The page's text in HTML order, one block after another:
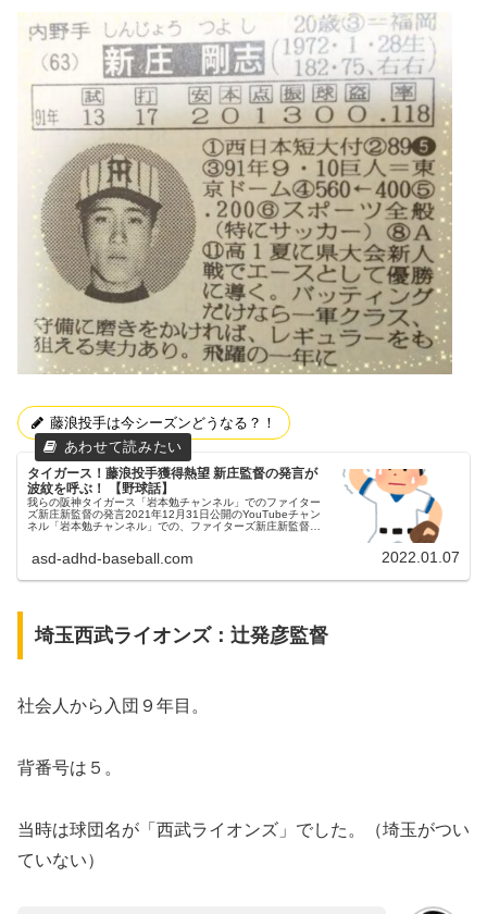
藤浪投手は今シーズンどうなる？！
タイガース！藤浪投手獲得熱望 新庄監督の発言が
波紋を呼ぶ！ 【野球話】
我らの阪神タイガース「岩本勉チャンネル」でのファイター
ズ新庄新監督の発言2021年12月31日公開のYouTubeチャン
ネル「岩本勉チャンネル」での、ファイターズ新庄新監督の
ンちゃん）と...
asd-adhd-baseball.com 2022.01.07
埼玉西武ライオンズ：辻発彦監督
社会人から入団９年目。
背番号は５。
当時は球団名が「西武ライオンズ」でした。（埼玉がつい
ていない）